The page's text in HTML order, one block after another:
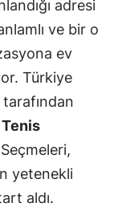
adresi
ve bir o
ev
Türkiye
yetenekli
aldı.